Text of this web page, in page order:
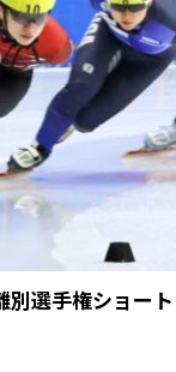
別選手権ショート